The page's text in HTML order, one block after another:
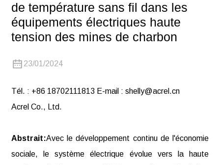
de température sans fil dans les
équipements électriques haute
tension des mines de charbon
23/01/2024
Tél. : +86 18702111813 E-mail : shelly@acrel.cn
Acrel Co., Ltd.
Abstrait:Avec le développement continu de l'économie
sociale, le système électrique évolue vers la haute